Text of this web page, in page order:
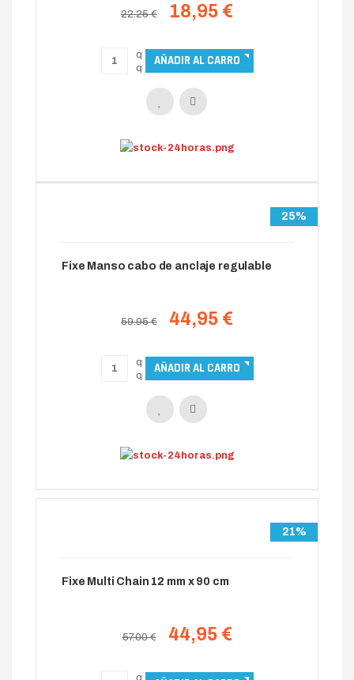
22.25 € 18,95 €
25%
Fixe Manso cabo de anclaje regulable
59.95 € 44,95 €
21%
Fixe Multi Chain 12 mm x 90 cm
57.00 € 44,95 €